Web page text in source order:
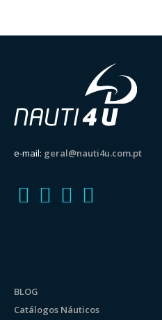
e-mail: geral@nauti4u.com.pt
BLOG
Catálogos Náuticos